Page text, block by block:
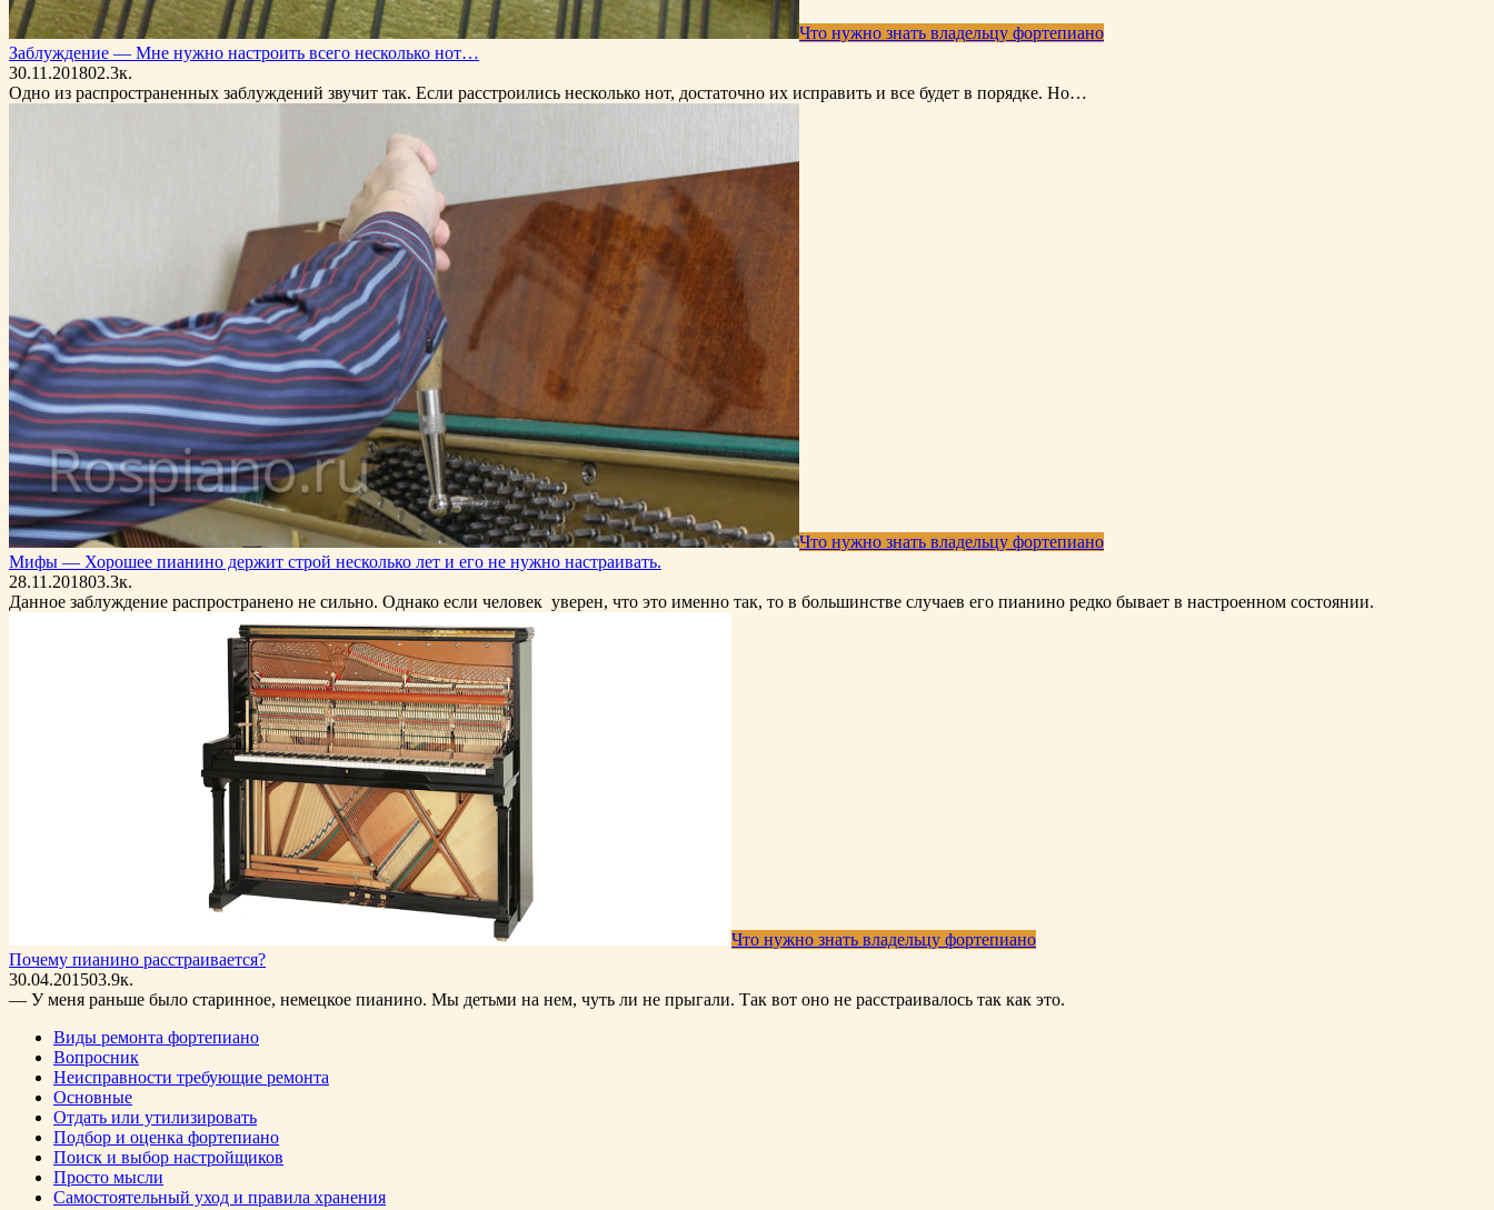
Что нужно знать владельцу фортепиано
Заблуждение — Мне нужно настроить всего несколько нот…
30.11.201802.3к.
Одно из распространенных заблуждений звучит так. Если расстроились несколько нот, достаточно их исправить и все будет в порядке. Но…
Что нужно знать владельцу фортепиано
Мифы — Хорошее пианино держит строй несколько лет и его не нужно настраивать.
28.11.201803.3к.
Данное заблуждение распространено не сильно. Однако если человек уверен, что это именно так, то в большинстве случаев его пианино редко бывает в настроенном состоянии.
Что нужно знать владельцу фортепиано
Почему пианино расстраивается?
30.04.201503.9к.
— У меня раньше было старинное, немецкое пианино. Мы детьми на нем, чуть ли не прыгали. Так вот оно не расстраивалось так как это.
Виды ремонта фортепиано
Вопросник
Неисправности требующие ремонта
Основные
Отдать или утилизировать
Подбор и оценка фортепиано
Поиск и выбор настройщиков
Просто мысли
Самостоятельный уход и правила хранения